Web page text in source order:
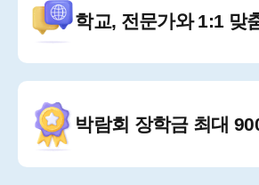
학교, 전문가와1:1 맞
박람회 장학금최대